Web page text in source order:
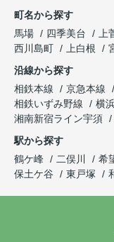
町名から探す
馬場
四季美台 上
西川島町
上白根
沿線から探す
相鉄本線
京急本線
相鉄いずみ野線
横
湘南新宿ライン宇須
駅から探す
鶴ケ峰
二俣川 希
保土ケ谷
東戸塚